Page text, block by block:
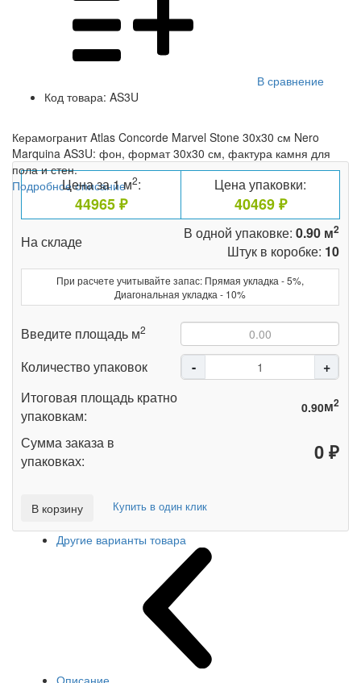
В сравнение
Код товара: AS3U
Керамогранит Atlas Concorde Marvel Stone 30x30 см Nero
Marquina AS3U: фон, формат 30x30 см, фактура камня для
пола и стен.
Подробное описание
Цена за 1 м2:
44965 ₽
Цена упаковки:
40469 ₽
На складе В одной упаковке: 0.90 м2
Штук в коробке: 10
При расчете учитывайте запас: Прямая укладка - 5%,
Диагональная укладка - 10%
Введите площадь м2
Количество упаковок
Итоговая площадь кратно
упаковкам:
м2
Сумма заказа в
упаковках:
₽
В корзину Купить в один клик
Другие варианты товара